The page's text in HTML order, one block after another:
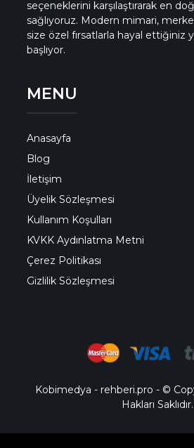
seçeneklerini karşılaştırarak en
sağlıyoruz. Modern mimari,
size özel fırsatlarla hayal ettiğiniz
başlıyor.
MENU
Anasayfa
Blog
İletişim
Üyelik Sözleşmesi
Kullanım Koşulları
KVKK Aydınlatma Metni
Çerez Politikası
Gizlilik Sözleşmesi
Kobimedya - rehberi.pro - ©
Hakları Saklıdır.